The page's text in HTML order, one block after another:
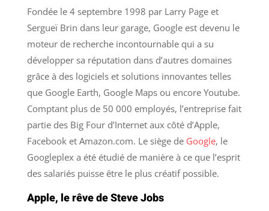
Fondée le 4 septembre 1998 par Larry Page et
Sergueï Brin dans leur garage, Google est devenu le
moteur de recherche incontournable qui a su
développer sa réputation dans d’autres domaines
grâce à des logiciels et solutions innovantes telles
que Google Earth, Google Maps ou encore Youtube.
Comptant plus de 50 000 employés, l’entreprise fait
partie des Big Four d’Internet aux côté d’Apple,
Facebook et Amazon.com. Le siège de Google, le
Googleplex a été étudié de manière à ce que l’esprit
des salariés puisse être le plus créatif possible.
Apple, le rêve de Steve Jobs